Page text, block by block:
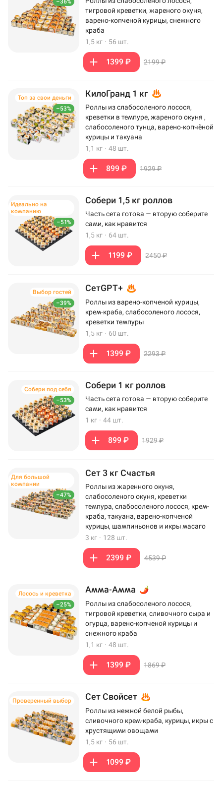
тигровой креветки, жареного окуня,
варено-копченой курицы, снежного
краба
1,5 кг · 56 шт.
1399 ₽ 2199 ₽
–53%
Топ за свои деньги КилоГранд 1 кг
Роллы из слабосоленого лосося,
креветки в темпуре, жареного окуня ,
слабосоленого тунца, варено-копчёной
курицы и такуана
1,1 кг · 48 шт.
899 ₽ 1929 ₽
–51%
Идеально на
компанию
Собери 1,5 кг роллов
Часть сета готова — вторую соберите
сами, как нравится
1,5 кг · 64 шт.
1199 ₽ 2450 ₽
–39%
Выбор гостей СетGPT+
Роллы из варено-копченой курицы,
крем-краба, слабосоленого лосося,
креветки темпуры
1,5 кг · 60 шт.
1399 ₽ 2293 ₽
–53%
Собери под себя Собери 1 кг роллов
Часть сета готова — вторую соберите
сами, как нравится
1 кг · 44 шт.
899 ₽ 1929 ₽
–47%
Для большой
компании
Сет 3 кг Счастья
Роллы из жаренного окуня,
слабосоленого окуня, креветки
темпура, слабосоленого лосося, крем-
краба, такуана, варено-копченой
курицы, шампиньонов и икры масаго
3 кг · 128 шт.
2399 ₽ 4539 ₽
–25%
Лосось и креветка Амма-Амма
Роллы из слабосоленого лосося,
тигровой креветки, сливочного сыра и
огурца, варено-копченой курицы и
снежного краба
1,1 кг · 48 шт.
1399 ₽ 1869 ₽
Проверенный выбор Сет Свойсет
Роллы из нежной белой рыбы,
сливочного крем-краба, курицы, икры с
хрустящими овощами
1,5 кг · 56 шт.
1099 ₽